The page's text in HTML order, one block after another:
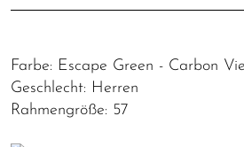
Farbe: Escape Green - Carbon
Geschlecht: Herren
Rahmengröße: 57